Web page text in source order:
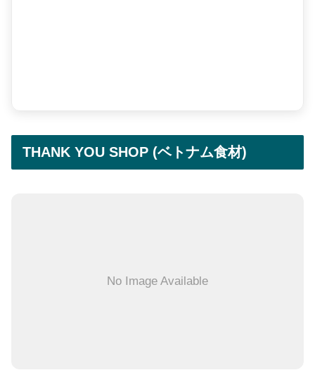
THANK YOU SHOP (ベトナム食材)
No Image Available